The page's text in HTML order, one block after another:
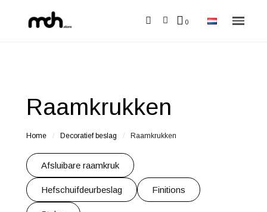
Raamkrukken
Home Decoratief beslag Raamkrukken
Afsluibare raamkruk
Hefschuifdeurbeslag Finitions